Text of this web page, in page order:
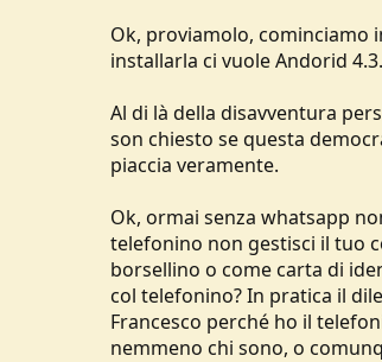
c
u
s
i
o
n
e
o
Ok, proviamolo, cominciamo
installarla ci vuole Andorid
Al di là della disavventura
son chiesto se questa
piaccia veramente.
Ok, ormai senza whatsapp
telefonino non gestisci il tuo
borsellino o come carta di
col telefonino? In pratica il
Francesco perché ho il
nemmeno chi sono, o